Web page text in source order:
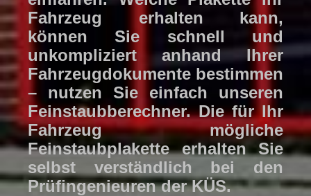
Fahrzeug erhalten kann,
können Sie schnell und
unkompliziert anhand Ihrer
Fahrzeugdokumente bestimmen
– nutzen Sie einfach unseren
Feinstaubberechner. Die für Ihr
Fahrzeug mögliche
Feinstaubplakette erhalten Sie
selbst verständlich bei den
Prüfingenieuren der KÜS.